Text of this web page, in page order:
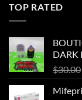
TOP RATED
DARK
$30.00